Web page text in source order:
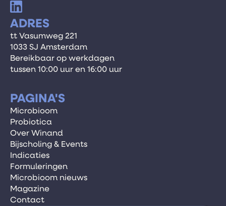
ADRES
tt Vasumweg 221
1033 SJ Amsterdam
Bereikbaar op werkdagen
tussen 10:00 uur en 16:00 uur
PAGINA'S
Microbioom
Probiotica
Over Winand
Bijscholing & Events
Indicaties
Formuleringen
Microbioom nieuws
Magazine
Contact